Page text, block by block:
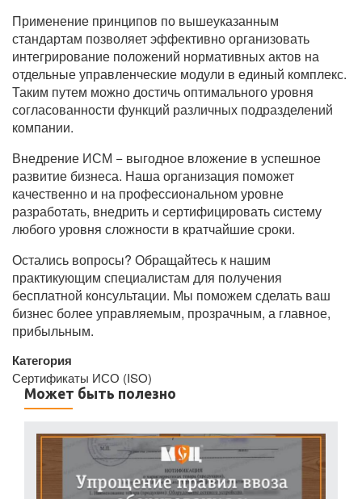
Применение принципов по вышеуказанным
стандартам позволяет эффективно организовать
интегрирование положений нормативных актов на
отдельные управленческие модули в единый комплекс.
Таким путем можно достичь оптимального уровня
согласованности функций различных подразделений
компании.
Внедрение ИСМ − выгодное вложение в успешное
развитие бизнеса. Наша организация поможет
качественно и на профессиональном уровне
разработать, внедрить и сертифицировать систему
любого уровня сложности в кратчайшие сроки.
Остались вопросы? Обращайтесь к нашим
практикующим специалистам для получения
бесплатной консультации. Мы поможем сделать ваш
бизнес более управляемым, прозрачным, а главное,
прибыльным.
Категория
Сертификаты ИСО (ISO)
Может быть полезно